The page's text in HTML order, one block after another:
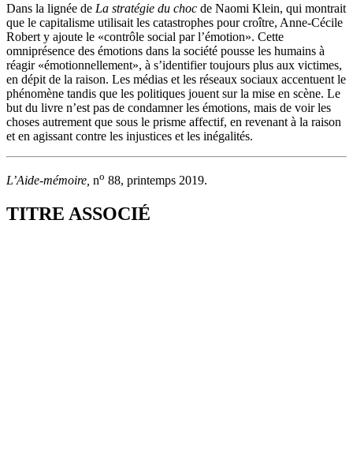
Dans la lignée de La stratégie du choc de Naomi Klein, qui montrait
que le capitalisme utilisait les catastrophes pour croître, Anne-Cécile
Robert y ajoute le «contrôle social par l’émotion». Cette
omniprésence des émotions dans la société pousse les humains à
réagir «émotionnellement», à s’identifier toujours plus aux victimes,
en dépit de la raison. Les médias et les réseaux sociaux accentuent le
phénomène tandis que les politiques jouent sur la mise en scène. Le
but du livre n’est pas de condamner les émotions, mais de voir les
choses autrement que sous le prisme affectif, en revenant à la raison
et en agissant contre les injustices et les inégalités.
L’Aide-mémoire, no 88, printemps 2019.
TITRE ASSOCIÉ